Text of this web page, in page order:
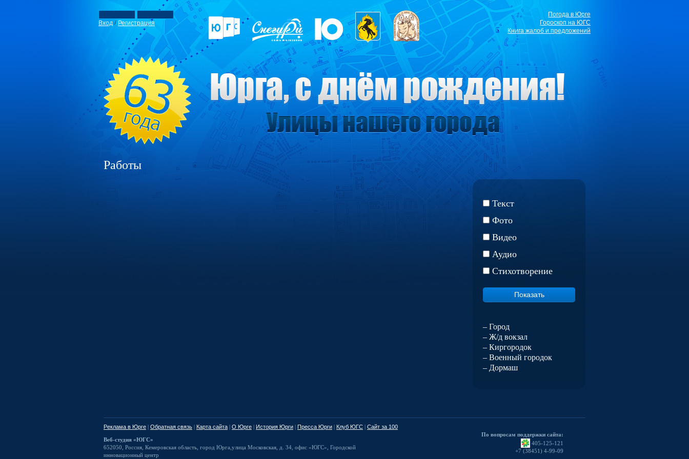
Вход / Регистрация
Погода в Юрге
Гороскоп на ЮГС
Книга жалоб и предложений
Работы
Текст
Фото
Видео
Аудио
Стихотворение
– Город
– Ж/д вокзал
– Киргородок
– Военный городок
– Дормаш
Реклама в Юрге | Обратная связь | Карта сайта | О Юрге | История Юрги | Пресса Юрги | Клуб ЮГС | Сайт за 100
Веб-студия «ЮГС»
652050 Россия Кемеровская область, город Юрга улица Московская, д. 34 офис «ЮГС», Городской
инновационный центр
По вопросам поддержки сайта:
405-125-121
+7 (38451) 4-99-09